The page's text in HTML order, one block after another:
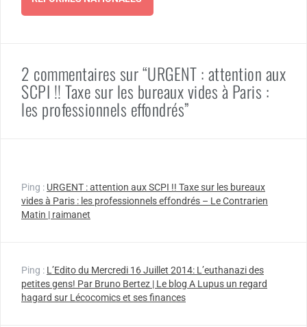
2 commentaires sur “URGENT : attention aux
SCPI !! Taxe sur les bureaux vides à Paris :
les professionnels effondrés”
Ping : URGENT : attention aux SCPI !! Taxe sur les bureaux
vides à Paris : les professionnels effondrés – Le Contrarien
Matin | raimanet
Ping : L’Edito du Mercredi 16 Juillet 2014: L’euthanazi des
petites gens! Par Bruno Bertez | Le blog A Lupus un regard
hagard sur Lécocomics et ses finances